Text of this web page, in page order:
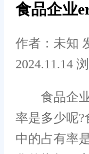
食品企业
作者：未知
2024.11.14
食品企业
率是多少呢?
中的占有率